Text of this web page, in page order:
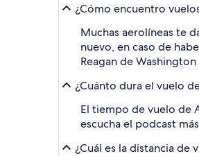
¿Cómo encuentro
Muchas aerolíneas te
nuevo, en caso de
Reagan de
¿Cuánto dura el vuelo
El tiempo de vuelo de
escucha el podcast
¿Cuál es la distancia de